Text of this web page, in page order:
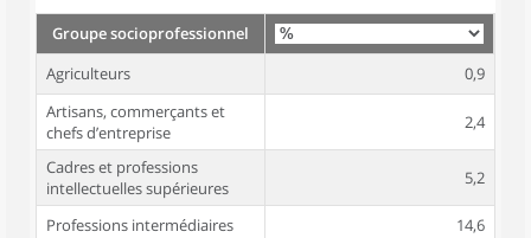
Groupe socioprofessionnel
Agriculteurs
0,9
Artisans, commerçants et
chefs d’entreprise
2,4
Cadres et professions
intellectuelles supérieures
5,2
Professions intermédiaires
14,6